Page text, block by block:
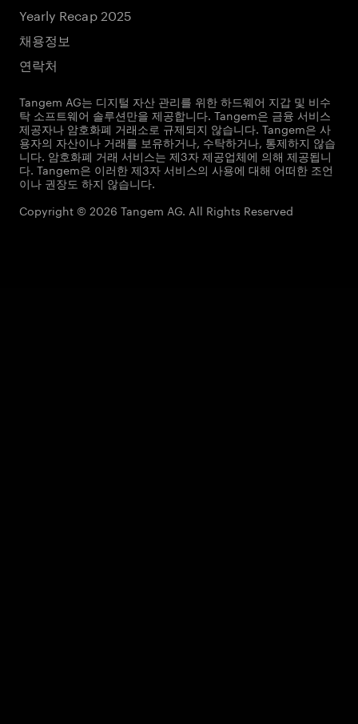
Yearly Recap 2025
채용정보
연락처
Tangem AG는 디지털 자산 관리를 위한 하드웨어 지갑 및 비수
탁 소프트웨어 솔루션만을 제공합니다. Tangem은 금융 서비스
제공자나 암호화폐 거래소로 규제되지 않습니다. Tangem은 사
용자의 자산이나 거래를 보유하거나, 수탁하거나, 통제하지 않습
니다. 암호화폐 거래 서비스는 제3자 제공업체에 의해 제공됩니
다. Tangem은 이러한 제3자 서비스의 사용에 대해 어떠한 조언
이나 권장도 하지 않습니다.